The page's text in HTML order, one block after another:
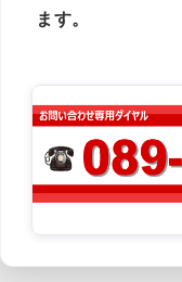
ます。